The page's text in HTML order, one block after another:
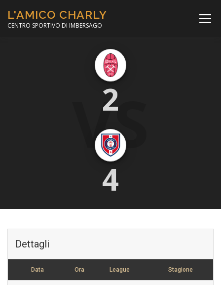
contenuto
L'AMICO CHARLY
CENTRO SPORTIVO DI IMBERSAGO
Menù
CORSO CALCIO A 5
MINIBASKET
VS
2
4
Dettagli
Data Ora League Stagione